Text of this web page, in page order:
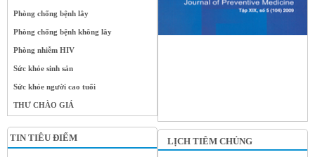
Phòng chống bệnh lây
Phòng chống bệnh không lây
Phòng nhiễm HIV
Sức khỏe sinh sản
Sức khỏe người cao tuổi
THƯ CHÀO GIÁ
TIN TIÊU ĐIỂM LỊCH TIÊM CHỦNG